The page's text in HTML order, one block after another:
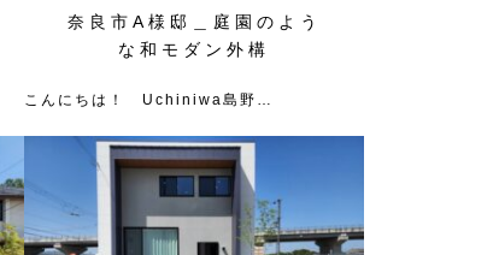
奈良市A様邸＿庭園のよう
な和モダン外構
こんにちは！ Uchiniwa島野…